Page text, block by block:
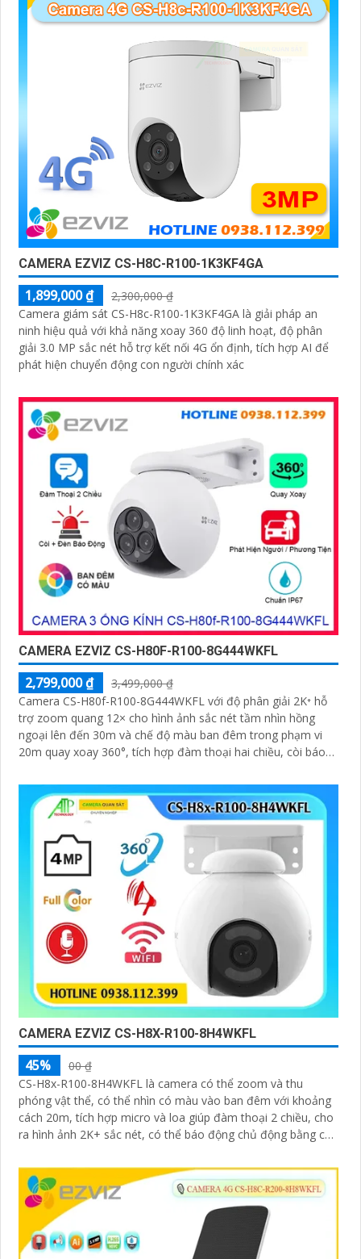
CAMERA EZVIZ CS-H8C-R100-1K3KF4GA
1,899,000 ₫
2,300,000 ₫
Camera giám sát CS-H8c-R100-1K3KF4GA là giải pháp an
ninh hiệu quả với khả năng xoay 360 độ linh hoạt, độ phân
giải 3.0 MP sắc nét hỗ trợ kết nối 4G ổn định, tích hợp AI để
phát hiện chuyển động con người chính xác
CAMERA EZVIZ CS-H80F-R100-8G444WKFL
2,799,000 ₫
3,499,000 ₫
Camera CS-H80f-R100-8G444WKFL với độ phân giải 2K⁺ hỗ
trợ zoom quang 12× cho hình ảnh sắc nét tầm nhìn hồng
ngoại lên đến 30m và chế độ màu ban đêm trong phạm vi
20m quay xoay 360°, tích hợp đàm thoại hai chiều, còi báo
Đạt chuẩn IP67 có khả năng chống bụi, nước, đảm bảo hoạt
động ổn định trong mọi điều kiện thời tiết
CAMERA EZVIZ CS-H8X-R100-8H4WKFL
45%
00 ₫
CS-H8x-R100-8H4WKFL là camera có thể zoom và thu
phóng vật thể, có thể nhìn có màu vào ban đêm với khoảng
cách 20m, tích hợp micro và loa giúp đàm thoại 2 chiều, cho
ra hình ảnh 2K+ sắc nét, có thể báo động chủ động bằng còi